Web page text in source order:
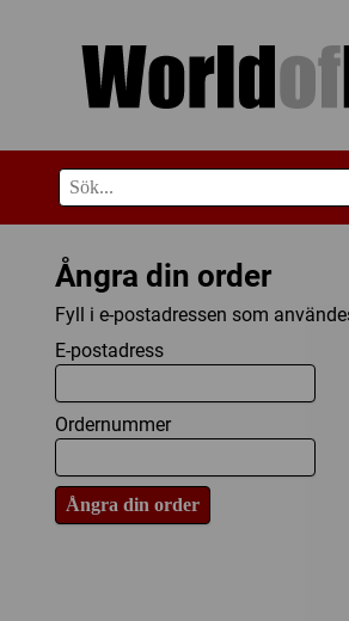
Ångra din order
Fyll i e-postadressen som
E-postadress
Ordernummer